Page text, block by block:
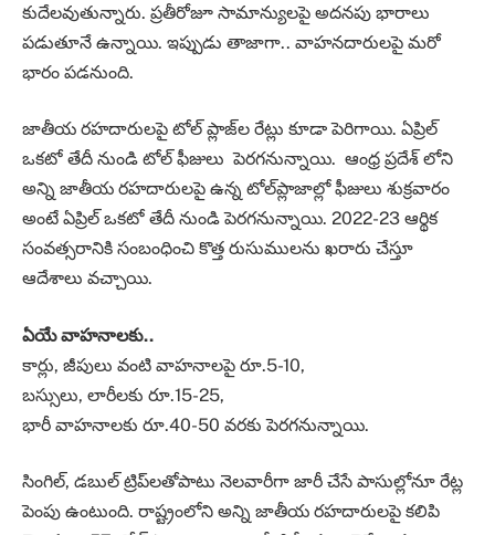
కుదేలవుతున్నారు. ప్రతీరోజూ సామాన్యులపై అదనపు భారాలు
పడుతూనే ఉన్నాయి. ఇప్పుడు తాజాగా.. వాహనదారులపై మరో
భారం పడనుంది.
జాతీయ రహదారులపై టోల్‌ ప్లాజ్‌ల రేట్లు కూడా పెరిగాయి. ఏప్రిల్‌
ఒకటో తేదీ నుండి టోల్‌ ఫీజులు పెరగనున్నాయి. ఆంధ్ర ప్రదేశ్ లోని
అన్ని జాతీయ రహదారులపై ఉన్న టోల్‌ప్లాజాల్లో ఫీజులు శుక్రవారం
అంటే ఏప్రిల్‌ ఒకటో తేదీ నుండి పెరగనున్నాయి. 2022-23 ఆర్థిక
సంవత్సరానికి సంబంధించి కొత్త రుసుములను ఖరారు చేస్తూ
ఆదేశాలు వచ్చాయి.
ఏయే వాహనాలకు..
కార్లు, జీపులు వంటి వాహనాలపై రూ.5-10,
బస్సులు, లారీలకు రూ.15-25,
భారీ వాహనాలకు రూ.40-50 వరకు పెరగనున్నాయి.
సింగిల్‌, డబుల్‌ ట్రిప్‌లతోపాటు నెలవారీగా జారీ చేసే పాసుల్లోనూ రేట్ల
పెంపు ఉంటుంది. రాష్ట్రంలోని అన్ని జాతీయ రహదారులపై కలిపి